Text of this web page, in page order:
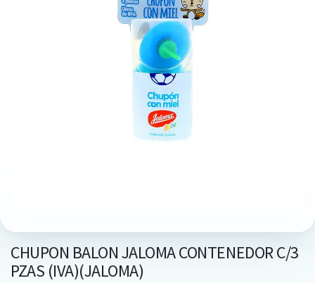
CHUPON BALON JALOMA CONTENEDOR C/3
PZAS (IVA)(JALOMA)